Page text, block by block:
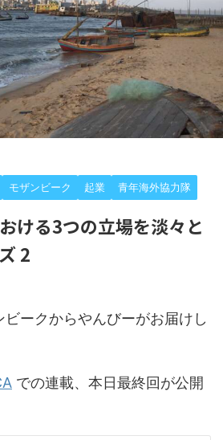
モザンビーク 起業 青年海外協力隊
ける3つの立場を淡々と
2
ークからやんびーがお届けし
での連載、本日最終回が公開